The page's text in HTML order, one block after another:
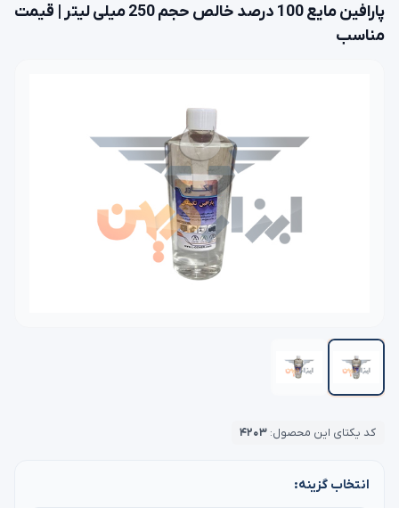
پارافین مایع 100 درصد خالص حجم 250 میلی لیتر | قیمت
مناسب
کد یکتای این محصول: ۴۲۰۳
انتخاب گزینه: